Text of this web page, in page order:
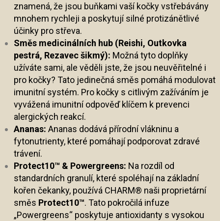
znamená, že jsou buňkami vaší kočky vstřebávány
mnohem rychleji a poskytují silné protizánětlivé
účinky pro střeva.
Směs medicinálních hub (Reishi, Outkovka
pestrá, Rezavec šikmý): Možná tyto doplňky
užíváte sami, ale věděli jste, že jsou neuvěřitelné i
pro kočky? Tato jedinečná směs pomáhá modulovat
imunitní systém. Pro kočky s citlivým zažíváním je
vyvážená imunitní odpověď klíčem k prevenci
alergických reakcí.
Ananas: Ananas dodává přírodní vlákninu a
fytonutrienty, které pomáhají podporovat zdravé
trávení.
Protect10™ & Powergreens: Na rozdíl od
standardních granulí, které spoléhají na základní
kořen čekanky, používá CHARM® naši proprietární
směs Protect10™. Tato pokročilá infuze
„Powergreens“ poskytuje antioxidanty s vysokou